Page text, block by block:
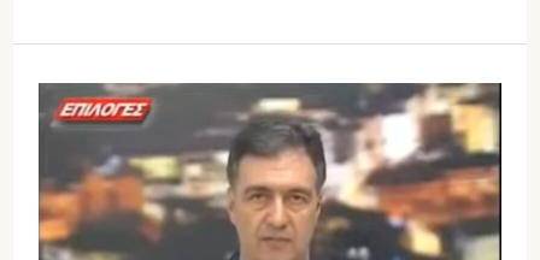
Φ.ΒΑΓΕΝΑΣ:
Ρύθμιση
αγροτικών
δανείων